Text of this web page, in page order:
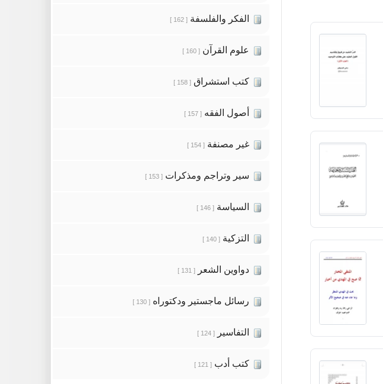
الفكر والفلسفة [ 162 ]
علوم القرآن [ 160 ]
كتب استشراق [ 158 ]
أصول الفقه [ 157 ]
غير مصنفة [ 154 ]
سير وتراجم ومذكرات [ 153 ]
السياسة [ 146 ]
التزكية [ 140 ]
دواوين الشعر [ 131 ]
رسائل ماجستير ودكتوراه [ 130 ]
التفاسير [ 124 ]
كتب أدب [ 121 ]